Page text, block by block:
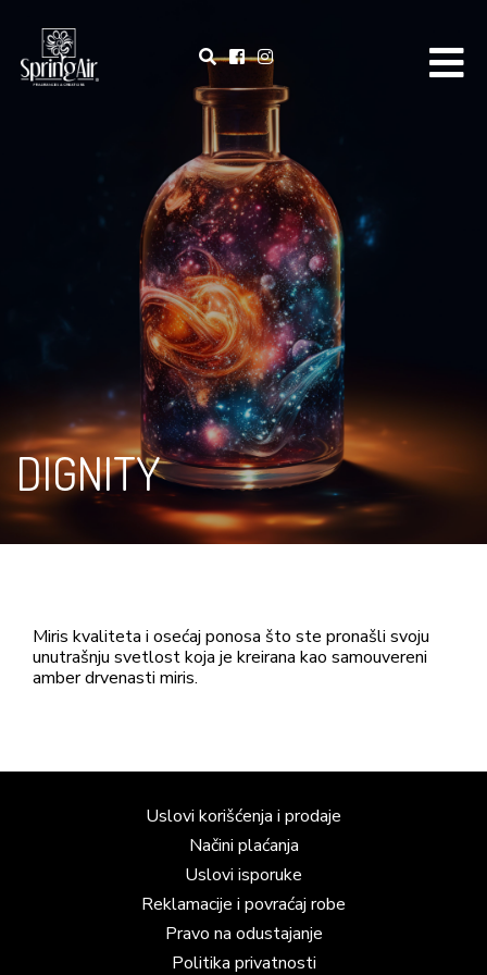
DIGNITY
Miris kvaliteta i osećaj ponosa što ste pronašli svoju
unutrašnju svetlost koja je kreirana kao samouvereni
amber drvenasti miris.
Uslovi korišćenja i prodaje
Načini plaćanja
Uslovi isporuke
Reklamacije i povraćaj robe
Pravo na odustajanje
Politika privatnosti